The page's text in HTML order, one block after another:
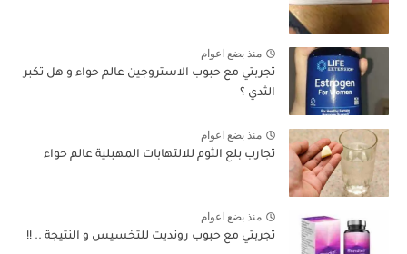
منذ بضع اعوام
تجربتي مع حبوب الاستروجين عالم حواء و هل تكبر
الثدي ؟
منذ بضع اعوام
تجارب بلع الثوم للالتهابات المهبلية عالم حواء
منذ بضع اعوام
تجربتي مع حبوب رونديت للتخسيس و النتيجة .. !!